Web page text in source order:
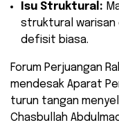
Isu Struktural:
struktural warisan
defisit biasa.
​Forum Perjuangan
mendesak Aparat
turun tangan
Chasbullah